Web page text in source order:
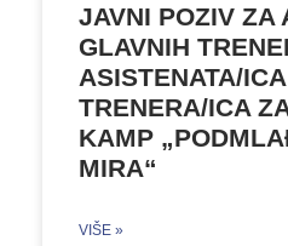
JAVNI POZIV ZA
GLAVNIH
ASISTENATA/ICA
TRENERA/ICA
KAMP
MIRA“
VIŠE »